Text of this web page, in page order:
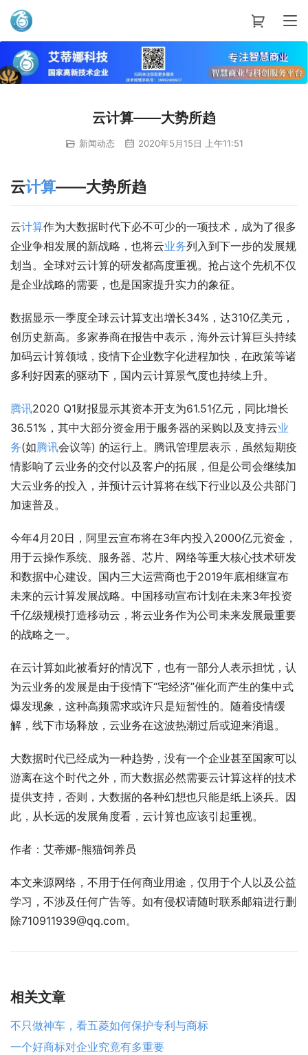
艾蒂娜科技
云计算——大势所趋
新闻动态 2020年5月15日 上午11:51
云计算——大势所趋
云计算作为大数据时代下必不可少的一项技术，成为了很多
企业争相发展的新战略，也将云业务列入到下一步的发展规
划当。全球对云计算的研发都高度重视。抢占这个先机不仅
是企业战略的需要，也是国家提升实力的象征。
数据显示一季度全球云计算支出增长34%，达310亿美元，
创历史新高。多家券商在报告中表示，海外云计算巨头持续
加码云计算领域，疫情下企业数字化进程加快，在政策等诸
多利好因素的驱动下，国内云计算景气度也持续上升。
腾讯2020 Q1财报显示其资本开支为61.51亿元，同比增长
36.51%，其中大部分资金用于服务器的采购以及支持云业
务(如腾讯会议等) 的运行上。腾讯管理层表示，虽然短期疫
情影响了云业务的交付以及客户的拓展，但是公司会继续加
大云业务的投入，并预计云计算将在线下行业以及公共部门
加速普及。
今年4月20日，阿里云宣布将在3年内投入2000亿元资金，
用于云操作系统、服务器、芯片、网络等重大核心技术研发
和数据中心建设。国内三大运营商也于2019年底相继宣布
未来的云计算发展战略。中国移动宣布计划在未来3年投资
千亿级规模打造移动云，将云业务作为公司未来发展最重要
的战略之一。
在云计算如此被看好的情况下，也有一部分人表示担忧，认
为云业务的发展是由于疫情下“宅经济”催化而产生的集中式
爆发现象，这种高频需求或许只是短暂性的。随着疫情缓
解，线下市场释放，云业务在这波热潮过后或迎来消退。
大数据时代已经成为一种趋势，没有一个企业甚至国家可以
游离在这个时代之外，而大数据必然需要云计算这样的技术
提供支持，否则，大数据的各种幻想也只能是纸上谈兵。因
此，从长远的发展角度看，云计算也应该引起重视。
作者：艾蒂娜-熊猫饲养员
本文来源网络，不用于任何商业用途，仅用于个人以及公益
学习，不涉及任何广告等。如有侵权请随时联系邮箱进行删
除710911939@qq.com。
相关文章
不只做神车，看五菱如何保护专利与商标
一个好商标对企业究竟有多重要